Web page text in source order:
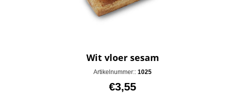
Wit vloer sesam
Artikelnummer:: 1025
€3,55